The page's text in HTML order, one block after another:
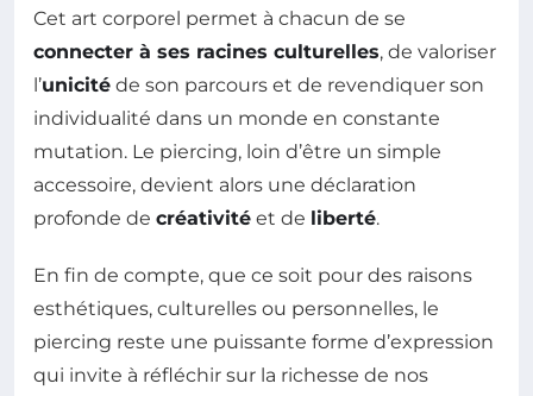
Cet art corporel permet à chacun de se
connecter à ses racines culturelles, de valoriser
l’unicité de son parcours et de revendiquer son
individualité dans un monde en constante
mutation. Le piercing, loin d’être un simple
accessoire, devient alors une déclaration
profonde de créativité et de liberté.
En fin de compte, que ce soit pour des raisons
esthétiques, culturelles ou personnelles, le
piercing reste une puissante forme d’expression
qui invite à réfléchir sur la richesse de nos